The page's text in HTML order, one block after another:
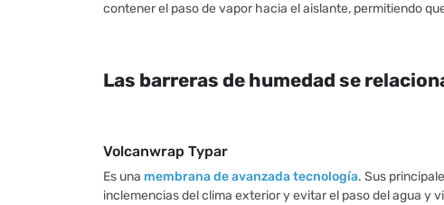
contener el paso de vapor hacia el aislante, permitiendo
Las barreras de humedad se
Volcanwrap Typar
Es una membrana de avanzada tecnología. Sus
inclemencias del clima exterior y evitar el paso del agua y